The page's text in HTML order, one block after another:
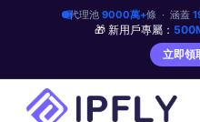
代理池 9000萬+條 · 涵蓋
🎁 新用戶專屬：
立即領